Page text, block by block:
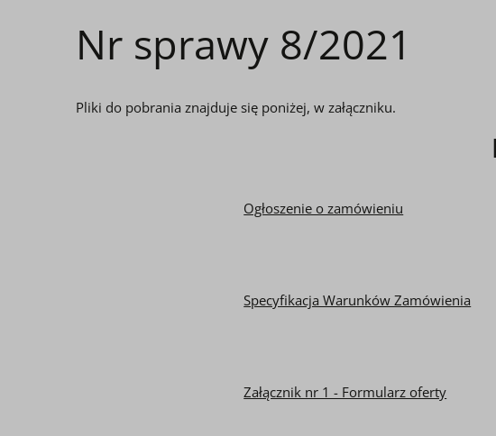
Nr sprawy 8/2021
Pliki do pobrania znajduje się poniżej, w załączniku.
Ogłoszenie o zamówieniu
Specyfikacja Warunków Zamówienia
Załącznik nr 1 - Formularz oferty